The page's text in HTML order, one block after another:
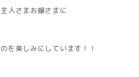
人さまお嬢さまに
を楽しみにしています！！